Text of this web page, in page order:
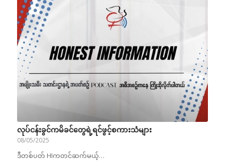
လုပ်ငန်းခွင်ကမိခင်တွေရဲ့ရင်ဖွင့်စကားသံများ
08/05/2025
ဒီတစ်ပတ် HIကတင်ဆက်မယ့်…